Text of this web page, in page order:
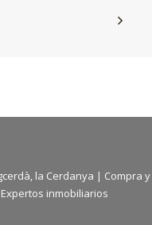
la Cerdanya | Compra y
inmobiliarios